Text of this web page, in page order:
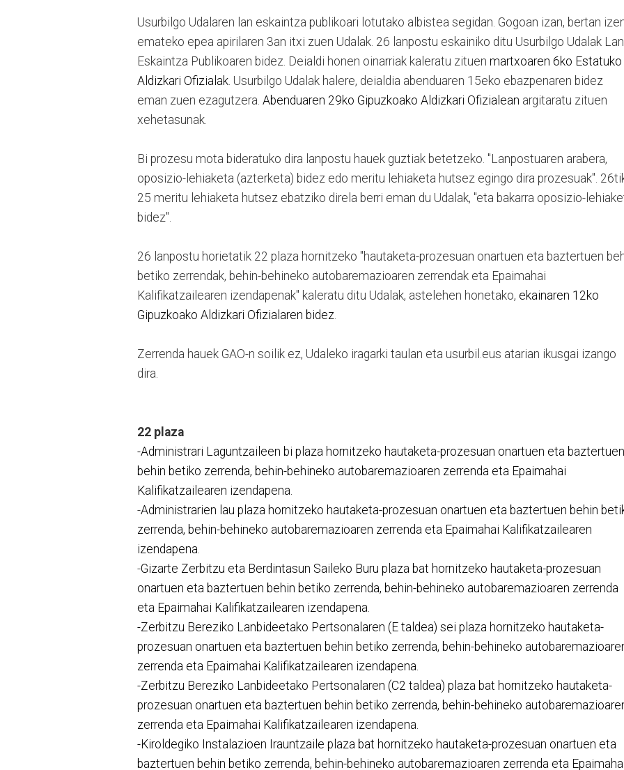
Usurbilgo Udalaren lan eskaintza publikoari lotutako albistea segidan. Gogoan izan, bertan
emateko epea apirilaren 3an itxi zuen Udalak. 26 lanpostu eskainiko ditu Usurbilgo Udalak Lan
Eskaintza Publikoaren bidez. Deialdi honen oinarriak kaleratu zituen martxoaren 6ko Estatuko
Aldizkari Ofizialak . Usurbilgo Udalak halere, deialdia abenduaren 15eko ebazpenaren bidez
eman zuen ezagutzera. Abenduaren 29ko Gipuzkoako Aldizkari Ofizialean argitaratu zituen
xehetasunak.
Bi prozesu mota bideratuko dira lanpostu hauek guztiak betetzeko. "Lanpostuaren arabera,
oposizio-lehiaketa (azterketa) bidez edo meritu lehiaketa hutsez egingo dira prozesuak".
25 meritu lehiaketa hutsez ebatziko direla berri eman du Udalak, "eta bakarra oposizio-
bidez".
26 lanpostu horietatik 22 plaza hornitzeko "hautaketa-prozesuan onartuen eta baztertuen
betiko zerrendak, behin-behineko autobaremazioaren zerrendak eta Epaimahai
Kalifikatzailearen izendapenak" kaleratu ditu Udalak, astelehen honetako, ekainaren 12ko
Gipuzkoako Aldizkari Ofizialaren bidez
Zerrenda hauek GAO-n soilik ez, Udaleko iragarki taulan eta usurbil.eus atarian ikusgai izango
dira.
22 plaza
-Administrari Laguntzaileen bi plaza hornitzeko hautaketa-prozesuan onartuen eta baztertuen
behin betiko zerrenda, behin-behineko autobaremazioaren zerrenda eta Epaimahai
Kalifikatzailearen izendapena.
-Administrarien lau plaza hornitzeko hautaketa-prozesuan onartuen eta baztertuen behin
zerrenda, behin-behineko autobaremazioaren zerrenda eta Epaimahai Kalifikatzailearen
izendapena.
-Gizarte Zerbitzu eta Berdintasun Saileko Buru plaza bat hornitzeko hautaketa-prozesuan
onartuen eta baztertuen behin betiko zerrenda, behin-behineko autobaremazioaren zerrenda
eta Epaimahai Kalifikatzailearen izendapena.
-Zerbitzu Bereziko Lanbideetako Pertsonalaren (E taldea) sei plaza hornitzeko hautaketa-
prozesuan onartuen eta baztertuen behin betiko zerrenda, behin-behineko
zerrenda eta Epaimahai Kalifikatzailearen izendapena.
-Zerbitzu Bereziko Lanbideetako Pertsonalaren (C2 taldea) plaza bat hornitzeko hautaketa-
prozesuan onartuen eta baztertuen behin betiko zerrenda, behin-behineko
zerrenda eta Epaimahai Kalifikatzailearen izendapena.
-Kiroldegiko Instalazioen Irauntzaile plaza bat hornitzeko hautaketa-prozesuan onartuen eta
baztertuen behin betiko zerrenda, behin-behineko autobaremazioaren zerrenda eta